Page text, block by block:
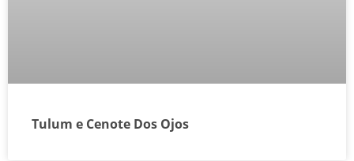
Tulum e Cenote Dos Ojos